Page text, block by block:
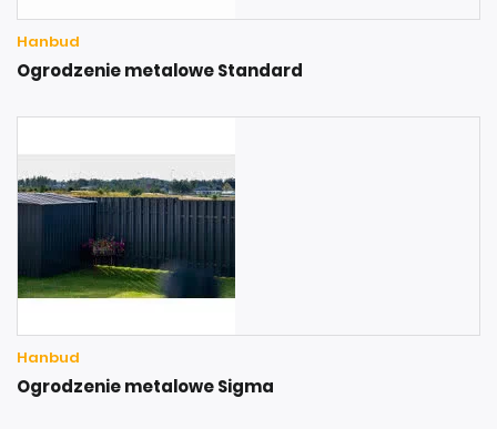
Hanbud
Ogrodzenie metalowe Standard
Hanbud
Ogrodzenie metalowe Sigma